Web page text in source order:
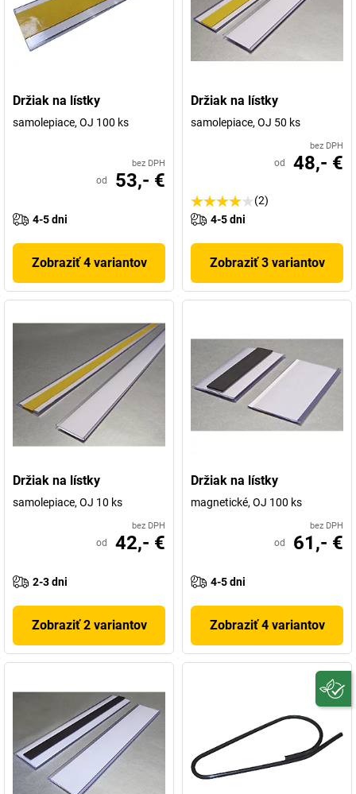
Držiak na lístky
samolepiace, OJ 100 ks
bez DPH
od 53,- €
4-5 dni
Zobraziť 4 variantov
Držiak na lístky
samolepiace, OJ 50 ks
bez DPH
od 48,- €
(2)
4-5 dni
Zobraziť 3 variantov
Držiak na lístky
samolepiace, OJ 10 ks
bez DPH
od 42,- €
2-3 dni
Zobraziť 2 variantov
Držiak na lístky
magnetické, OJ 100 ks
bez DPH
od 61,- €
4-5 dni
Zobraziť 4 variantov